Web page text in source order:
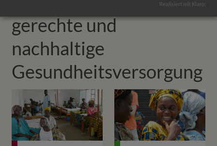
gerechte und
nachhaltige
Gesundheitsversorgung
Realisiert mit Klaro!